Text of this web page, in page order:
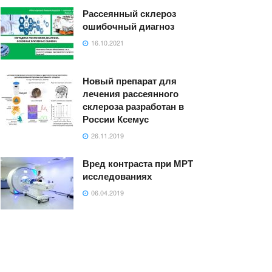
Рассеянный склероз
ошибочный диагноз
16.10.2021
Новый препарат для
лечения рассеянного
склероза разработан в
России Ксемус
26.11.2019
Вред контраста при МРТ
исследованиях
06.04.2019